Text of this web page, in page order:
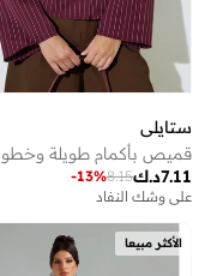
ستايلي
د.ك7.11
8.15
-13%
على وشك النفاد
الأكثر مبيعا